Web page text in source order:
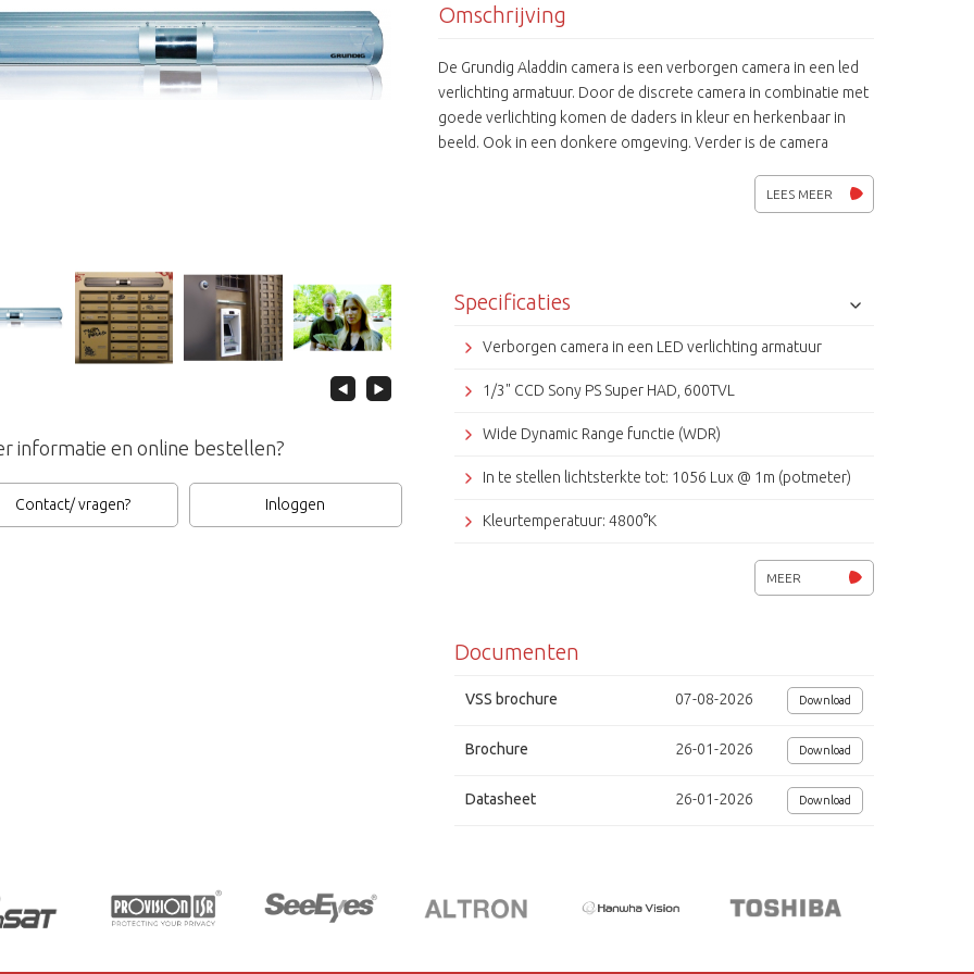
informatie en online bestellen?
Contact/ vragen? Inloggen
Omschrijving
De Grundig Aladdin camera is een verborgen camera in een led
verlichting armatuur. Door de discrete camera in combinatie met
goede verlichting komen de daders in kleur en herkenbaar in
beeld. Ook in een donkere omgeving. Verder is de camera
veel tegenlicht (bijvoorbeeld zonlicht) de daders goed in beeld
brengt. De Aladdin beveiligingscamera van Grundig biedt een
gemeenschappelijke brievenbussen. De Aladdin camera is zeer
compact en kan in vrijwel elke locatie worden geïnstalleerd
zonder te worden herkend als een camera. De meeste vandalen
beveiligingscamera's bij hoog risico locaties, zoals
voor bewijs. De Aladdin is echter zelden doelwit omdat het niet
als een camera wordt herkend . Als de Aladdin is geïnstalleerd
op de verkeerde camera, maar ondertussen zijn ze herkenbaar
kunnen worden geïdentificeerd en vervolgd worden met
behulp van Aladdin's hoge kwaliteit videobeelden als
gemeenschappelijke ruimtes en plaatsen waar een hoog risico
LEES MEER
Specificaties
Verborgen camera in een LED verlichting armatuur
1/3" CCD Sony PS Super HAD, 600TVL
Wide Dynamic Range functie (WDR)
In te stellen lichtsterkte tot: 1056 Lux @ 1m (potmeter)
Kleurtemperatuur: 4800°K
Pinhole lens 3.7 mm, F2.0
AGC, ELC, BLC, XDR, DNR, ATW, OSD
Privacy masking, bewegingsdetectie
Afmetingen (BxHxD) 1030 x 124 x 160 mm
MEER
Documenten
VSS brochure 07-08-2026 Download
Brochure 26-01-2026 Download
Datasheet 26-01-2026 Download